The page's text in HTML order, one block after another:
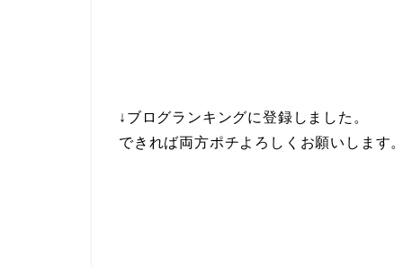
↓ブログランキングに登録しました。
できれば両方ポチよろしくお願いします